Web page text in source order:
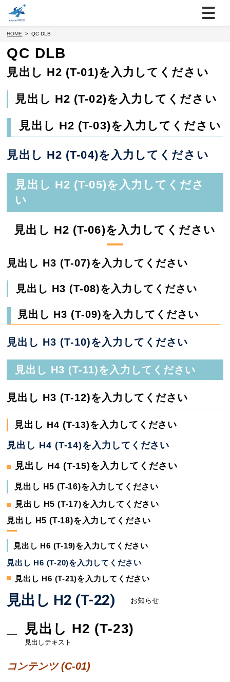
HOME QC DLB
QC DLB
見出し H2 (T-01)を入力してください
見出し H2 (T-02)を入力してください
見出し H2 (T-03)を入力してください
見出し H2 (T-04)を入力してください
見出し H2 (T-05)を入力してくださ
い
見出し H2 (T-06)を入力してください
見出し H3 (T-07)を入力してください
見出し H3 (T-08)を入力してください
見出し H3 (T-09)を入力してください
見出し H3 (T-10)を入力してください
見出し H3 (T-11)を入力してください
見出し H3 (T-12)を入力してください
見出し H4 (T-13)を入力してください
見出し H4 (T-14)を入力してください
見出し H4 (T-15)を入力してください
見出し H5 (T-16)を入力してください
見出し H5 (T-17)を入力してください
見出し H5 (T-18)を入力してください
見出し H6 (T-19)を入力してください
見出し H6 (T-20)を入力してください
見出し H6 (T-21)を入力してください
見出し H2 (T-22) お知らせ
見出し H2 (T-23)
見出しテキスト
コンテンツ (C-01)